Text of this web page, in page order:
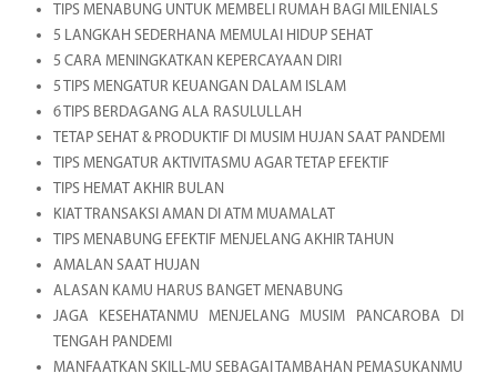
TIPS MENABUNG UNTUK MEMBELI RUMAH BAGI MILENIALS
5 LANGKAH SEDERHANA MEMULAI HIDUP SEHAT
5 CARA MENINGKATKAN KEPERCAYAAN DIRI
5 TIPS MENGATUR KEUANGAN DALAM ISLAM
6 TIPS BERDAGANG ALA RASULULLAH
TETAP SEHAT & PRODUKTIF DI MUSIM HUJAN SAAT PANDEMI
TIPS MENGATUR AKTIVITASMU AGAR TETAP EFEKTIF
TIPS HEMAT AKHIR BULAN
KIAT TRANSAKSI AMAN DI ATM MUAMALAT
TIPS MENABUNG EFEKTIF MENJELANG AKHIR TAHUN
AMALAN SAAT HUJAN
ALASAN KAMU HARUS BANGET MENABUNG
JAGA KESEHATANMU MENJELANG MUSIM PANCAROBA DI
TENGAH PANDEMI
MANFAATKAN SKILL-MU SEBAGAI TAMBAHAN PEMASUKANMU